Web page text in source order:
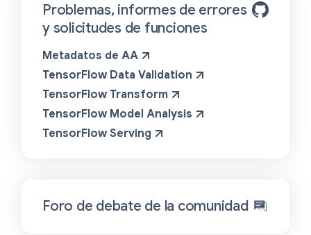
Problemas, informes de errores
y solicitudes de funciones
Metadatos de AA
TensorFlow Data Validation
TensorFlow Transform
TensorFlow Model Analysis
TensorFlow Serving
Foro de debate de la comunidad